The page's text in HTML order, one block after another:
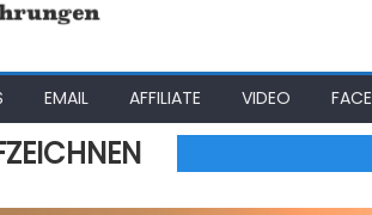
EMAIL AFFILIATE VIDEO